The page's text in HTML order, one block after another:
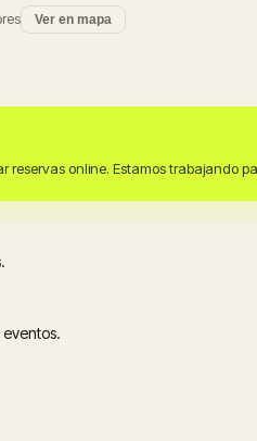
Ver en mapa
online. Estamos trabajando